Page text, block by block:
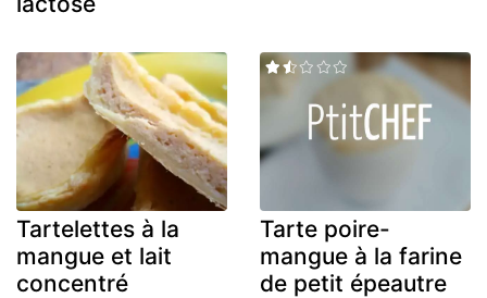
Tartelettes à la
mangue et lait
concentré
Tarte poire-
mangue à la farine
de petit épeautre